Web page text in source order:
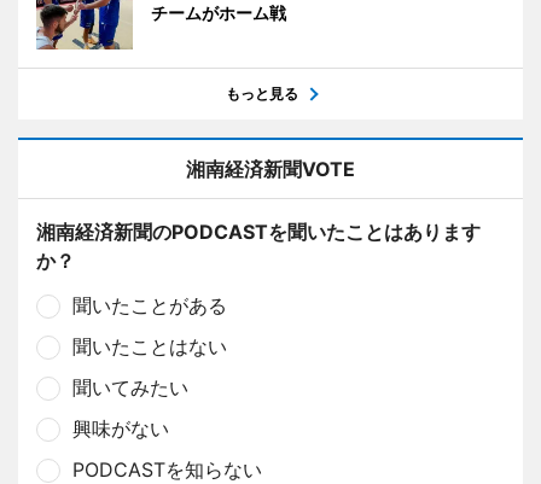
チームがホーム戦
もっと見る
湘南経済新聞VOTE
湘南経済新聞のPODCASTを聞いたことはあります
か？
聞いたことがある
聞いたことはない
聞いてみたい
興味がない
PODCASTを知らない